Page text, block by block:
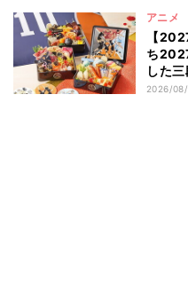
アニメ
【
ち
した
2026/